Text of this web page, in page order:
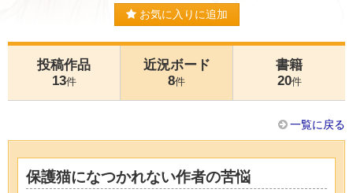
お気に入りに追加
投稿作品
13件
近況ボード
8件
書籍
20件
一覧に戻る
保護猫になつかれない作者の苦悩